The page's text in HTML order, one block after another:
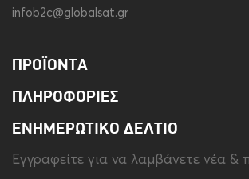
infob2c@globalsat.gr
ΠΡΟΪΌΝΤΑ
ΠΛΗΡΟΦΟΡΊΕΣ
ΕΝΗΜΕΡΩΤΙΚΌ ΔΕΛΤΊΟ
Eγγραφείτε για να λαμβάνετε νέα